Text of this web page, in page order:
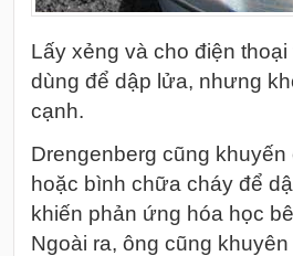
Lấy xẻng và cho điện
dùng để dập lửa, nhưng
cạnh.
Drengenberg cũng
hoặc bình chữa cháy để
khiến phản ứng hóa học
Ngoài ra, ông cũng